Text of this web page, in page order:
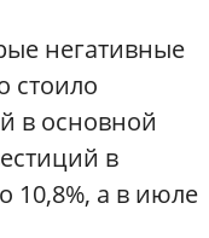
негативные
стоило
в основной
в
10,8%, а в июле